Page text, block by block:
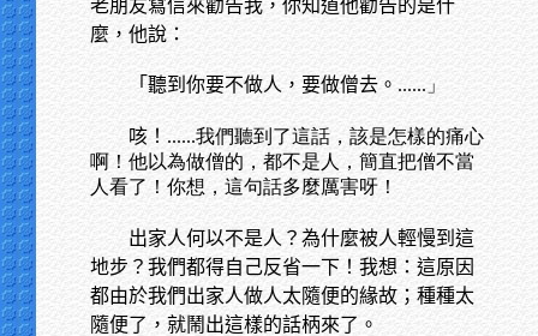
老朋友寫信來勸告我，你知道他勸告的是什
麼，他說：
「聽到你要不做人，要做僧去。......」
咳！......我們聽到了這話，該是怎樣的痛心
啊！他以為做僧的，都不是人，簡直把僧不當
人看了！你想，這句話多麼厲害呀！
出家人何以不是人？為什麼被人輕慢到這
地步？我們都得自己反省一下！我想：這原因
都由於我們出家人做人太隨便的緣故；種種太
隨便了，就鬧出這樣的話柄來了。